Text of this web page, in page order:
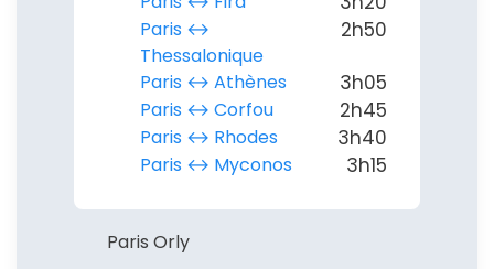
Paris ↔︎
Thessalonique
2h50
Paris ↔︎ Athènes 3h05
Paris ↔︎ Corfou 2h45
Paris ↔︎ Rhodes 3h40
Paris ↔︎ Myconos 3h15
Paris Orly